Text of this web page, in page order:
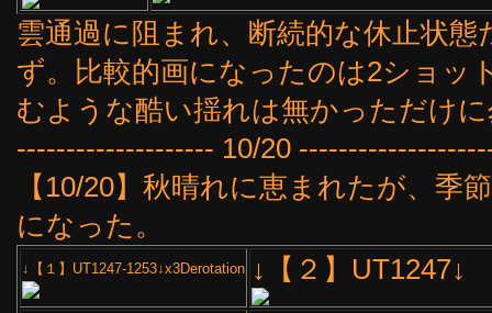
雲通過に阻まれ、断続的な休止状
ず。比較的画になったのは2ショッ
むような酷い揺れは無かっただけ
-------------------- 10/20
【10/20】秋晴れに恵まれたが、季
になった。
↓【１】UT1247-1253↓x3Derotation ↓【２】UT1247↓